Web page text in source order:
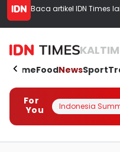
Baca artikel IDN Times
KALTIM
HomeFoodNewsSport
For
You
Indonesia